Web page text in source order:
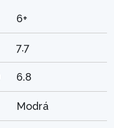
6+
7.7
6.8
Modrá